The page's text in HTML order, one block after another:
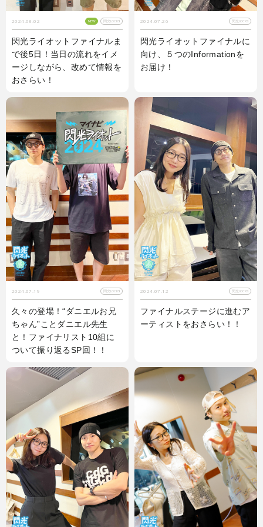
2024.08.02 NEW 閃光LOCKS!
閃光ライオットファイナルま
で後5日！当日の流れをイメ
ージしながら、改めて情報を
おさらい！
2024.07.26 閃光LOCKS!
閃光ライオットファイナルに
向け、５つのInformationを
お届け！
2024.07.19 閃光LOCKS!
久々の登場！“ダニエルお兄
ちゃん”ことダニエル先生
と！ファイナリスト10組に
ついて振り返るSP回！！
2024.07.12 閃光LOCKS!
ファイナルステージに進むア
ーティストをおさらい！！